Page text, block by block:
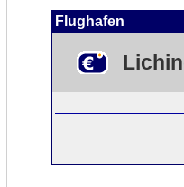
Flughafen